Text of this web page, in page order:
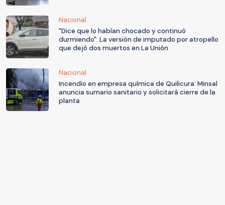
Nacional
"Dice que lo habían chocado y continuó
durmiendo": La versión de imputado por atropello
que dejó dos muertos en La Unión
Nacional
Incendio en empresa química de Quilicura: Minsal
anuncia sumario sanitario y solicitará cierre de la
planta